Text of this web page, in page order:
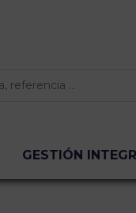
GESTIÓN